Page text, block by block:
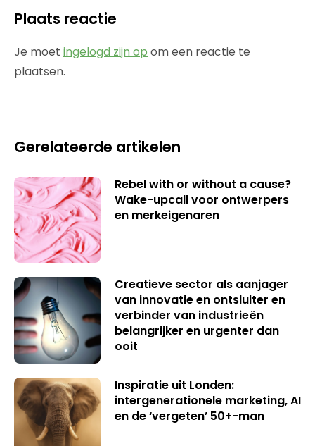
Plaats reactie
Je moet ingelogd zijn op om een reactie te
plaatsen.
Gerelateerde artikelen
Rebel with or without a cause?
Wake-upcall voor ontwerpers
en merkeigenaren
Creatieve sector als aanjager
van innovatie en ontsluiter en
verbinder van industrieën
belangrijker en urgenter dan
ooit
Inspiratie uit Londen:
intergenerationele marketing, AI
en de ‘vergeten’ 50+-man